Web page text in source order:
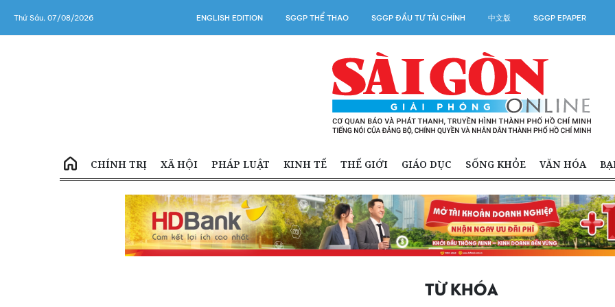
Thứ Sáu, 07/08/2026 ENGLISH EDITION SGGP THỂ THAO SGGP ĐẦU TƯ TÀI CHÍNH 中文版 SGGP EPAPER
CHÍNH TRỊ XÃ HỘI PHÁP LUẬT KINH TẾ THẾ GIỚI GIÁO DỤC SỐNG KHỎE VĂN HÓA
TỪ KHÓA